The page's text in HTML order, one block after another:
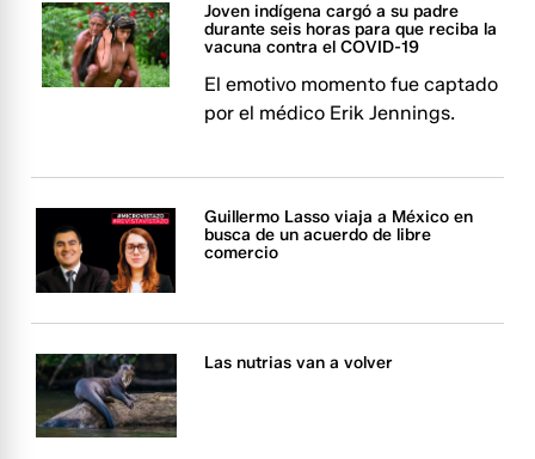
Joven indígena cargó a su padre
durante seis horas para que reciba la
vacuna contra el COVID-19
El emotivo momento fue captado
por el médico Erik Jennings.
Guillermo Lasso viaja a México en
busca de un acuerdo de libre
comercio
Las nutrias van a volver